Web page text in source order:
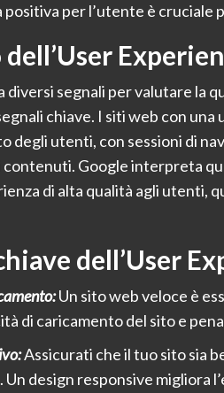
positiva per l’utente è
diversi segnali per valutare la
chiave. I siti web con
degli utenti, con sessioni di
contenuti. Google interpreta
di alta qualità agli utenti,
dell’User
Un sito web veloce è
di caricamento del sito e
Assicurati che il tuo sito sia
Un design responsive migliora